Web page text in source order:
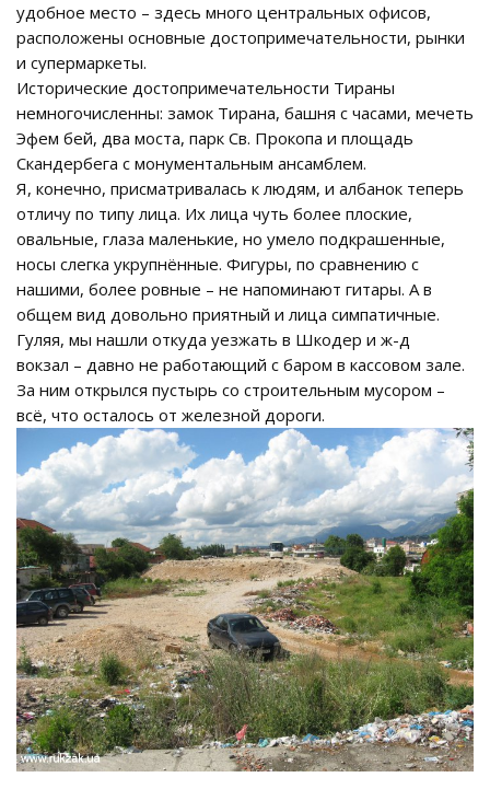
удобное место – здесь много центральных офисов,
расположены основные достопримечательности, рынки
и супермаркеты.
Исторические достопримечательности Тираны
немногочисленны: замок Тирана, башня с часами, мечеть
Эфем бей, два моста, парк Св. Прокопа и площадь
Скандербега с монументальным ансамблем.
Я, конечно, присматривалась к людям, и албанок теперь
отличу по типу лица. Их лица чуть более плоские,
овальные, глаза маленькие, но умело подкрашенные,
носы слегка укрупнённые. Фигуры, по сравнению с
нашими, более ровные – не напоминают гитары. А в
общем вид довольно приятный и лица симпатичные.
Гуляя, мы нашли откуда уезжать в Шкодер и ж-д
вокзал – давно не работающий с баром в кассовом зале.
За ним открылся пустырь со строительным мусором –
всё, что осталось от железной дороги.